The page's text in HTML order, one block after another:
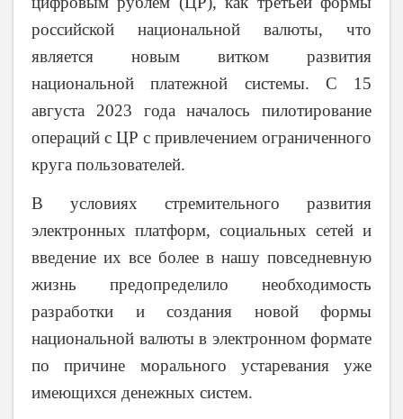
российской национальной валюты, что
является новым витком развития
национальной платежной системы. С 15
августа 2023 года началось пилотирование
операций с ЦР с привлечением ограниченного
круга пользователей.
В условиях стремительного развития
электронных платформ, социальных сетей и
введение их все более в нашу повседневную
жизнь предопределило необходимость
разработки и создания новой формы
национальной валюты в электронном формате
по причине морального устаревания уже
имеющихся денежных систем.